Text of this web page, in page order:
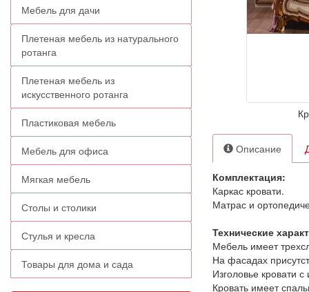
Мебель для дачи
Плетеная мебель из натурального
ротанга
Плетеная мебель из
искусственного ротанга
Пластиковая мебель
Мебель для офиса
Мягкая мебель
Столы и столики
Стулья и кресла
Товары для дома и сада
Описание
Комплектация:
Каркас кровати.
Матрас и
Технические
Мебель имеет
На фасадах
Изголовье кровати
Кровать имеет